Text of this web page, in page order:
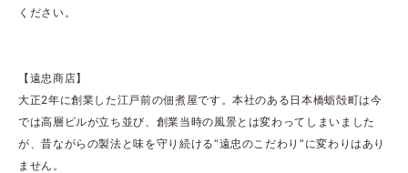
ください。
【遠忠商店】
大正2年に創業した江戸前の佃煮屋です。本社のある日本橋蛎殻町は今
では高層ビルが立ち並び、創業当時の風景とは変わってしまいました
が、昔ながらの製法と味を守り続ける“遠忠のこだわり”に変わりはあり
ません。